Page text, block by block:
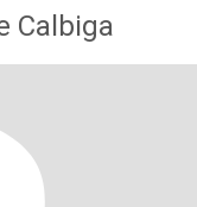
Calbiga